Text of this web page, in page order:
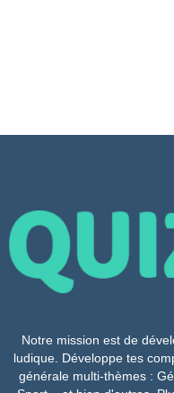
Notre mission est de
ludique. Développe tes
générale multi-thèmes :